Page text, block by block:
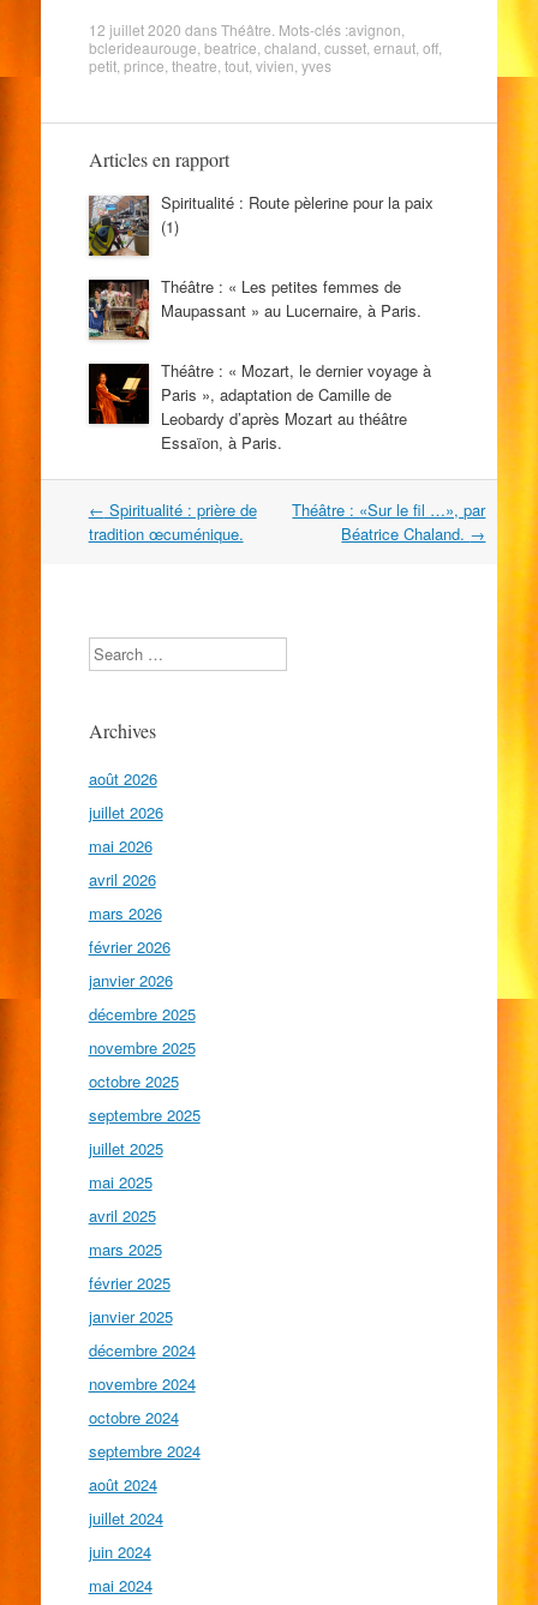
12 juillet 2020 dansThéâtre . Mots-clés :avignon
bclerideaurouge beatrice chaland cusset, ernaut, off,
petit, prince theatre tout, vivien yves
Articles en rapport
Spiritualité : Route pèlerine pour la paix
(1)
Théâtre : « Les petites femmes de
Maupassant » au Lucernaire, à Paris.
Théâtre : « Mozart, le dernier voyage à
Paris », adaptation de Camille de
Leobardy d’après Mozart au théâtre
Essaïon, à Paris.
Navigation
dans
← Spiritualité : prière de
tradition œcuménique.
Théâtre : «Sur le fil …», par
Béatrice Chaland. →
Search
Archives
août 2026
juillet 2026
mai 2026
avril 2026
mars 2026
février 2026
janvier 2026
décembre 2025
novembre 2025
octobre 2025
septembre 2025
juillet 2025
mai 2025
avril 2025
mars 2025
février 2025
janvier 2025
décembre 2024
novembre 2024
octobre 2024
septembre 2024
août 2024
juillet 2024
juin 2024
mai 2024